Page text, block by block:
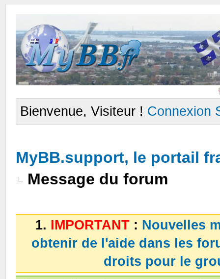
Bienvenue, Visiteur ! Connexion
MyBB.support, le portail
Message du forum
1. IMPORTANT : Nouvelles
obtenir de l'aide dans les
droits pour le